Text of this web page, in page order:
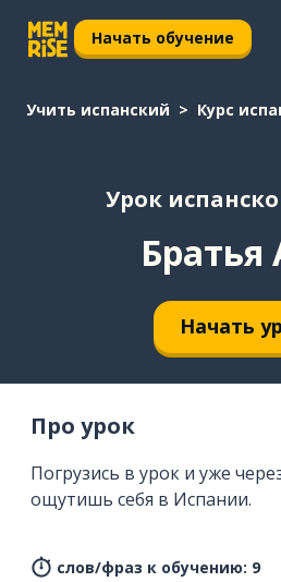
Начать обучение
Учить испанский Курс
Урок
Начать
Про урок
Погрузись в урок и уже
ощутишь себя в Испании.
слов/фраз к обучению: 9